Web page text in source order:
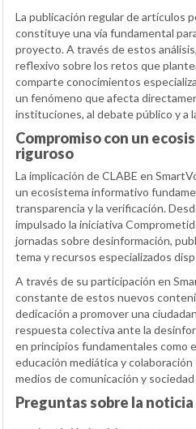
La publicación regular de artículos
constituye una vía fundamental
proyecto. A través de estos
reflexivo sobre los retos que
comparte conocimientos
un fenómeno que afecta
instituciones, al debate público y a
Compromiso con un
riguroso
La implicación de CLABE en
un ecosistema informativo
transparencia y la verificación.
impulsado la iniciativa
jornadas sobre desinformación,
tema y recursos especializados
A través de su participación en
constante de estos nuevos
dedicación a promover una
respuesta colectiva ante la
en principios fundamentales como
educación mediática y
medios de comunicación y sociedad
Preguntas sobre la noticia